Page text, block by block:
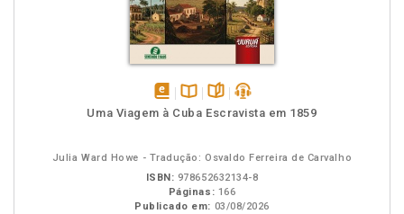
disponívelDisponível
páginaspodcast
Uma Viagem à Cuba Escravista em 1859
Julia Ward Howe - Tradução: Osvaldo Ferreira de Carvalho
ISBN: 978652632134-8
Páginas: 166
Publicado em: 03/08/2026